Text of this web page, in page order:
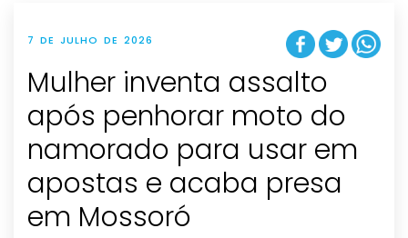
7 DE JULHO DE 2026
Mulher inventa assalto
após penhorar moto do
namorado para usar em
apostas e acaba presa
em Mossoró